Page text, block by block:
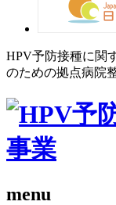
HPV予防接種に関
のための拠点病院
menu